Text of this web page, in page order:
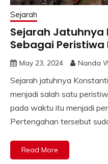
Sejarah
Sejarah
Sebagai Peristiwa
May 23, 2024 Nanda
Sejarah jatuhnya
menjadi salah satu
pada waktu itu menjadi
Pertengahan tersebut
Read More